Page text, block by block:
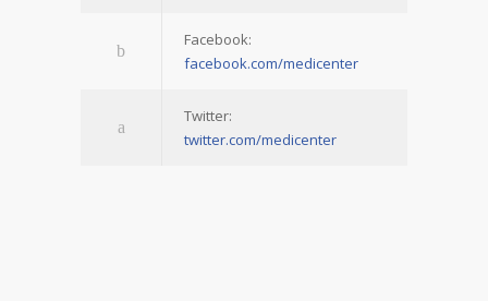
Facebook:
facebook.com/medicenter
Twitter:
twitter.com/medicenter